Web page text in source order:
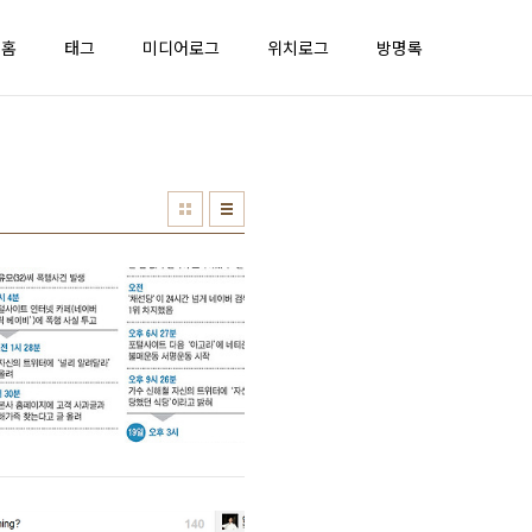
홈 태그 미디어로그 위치로그 방명록